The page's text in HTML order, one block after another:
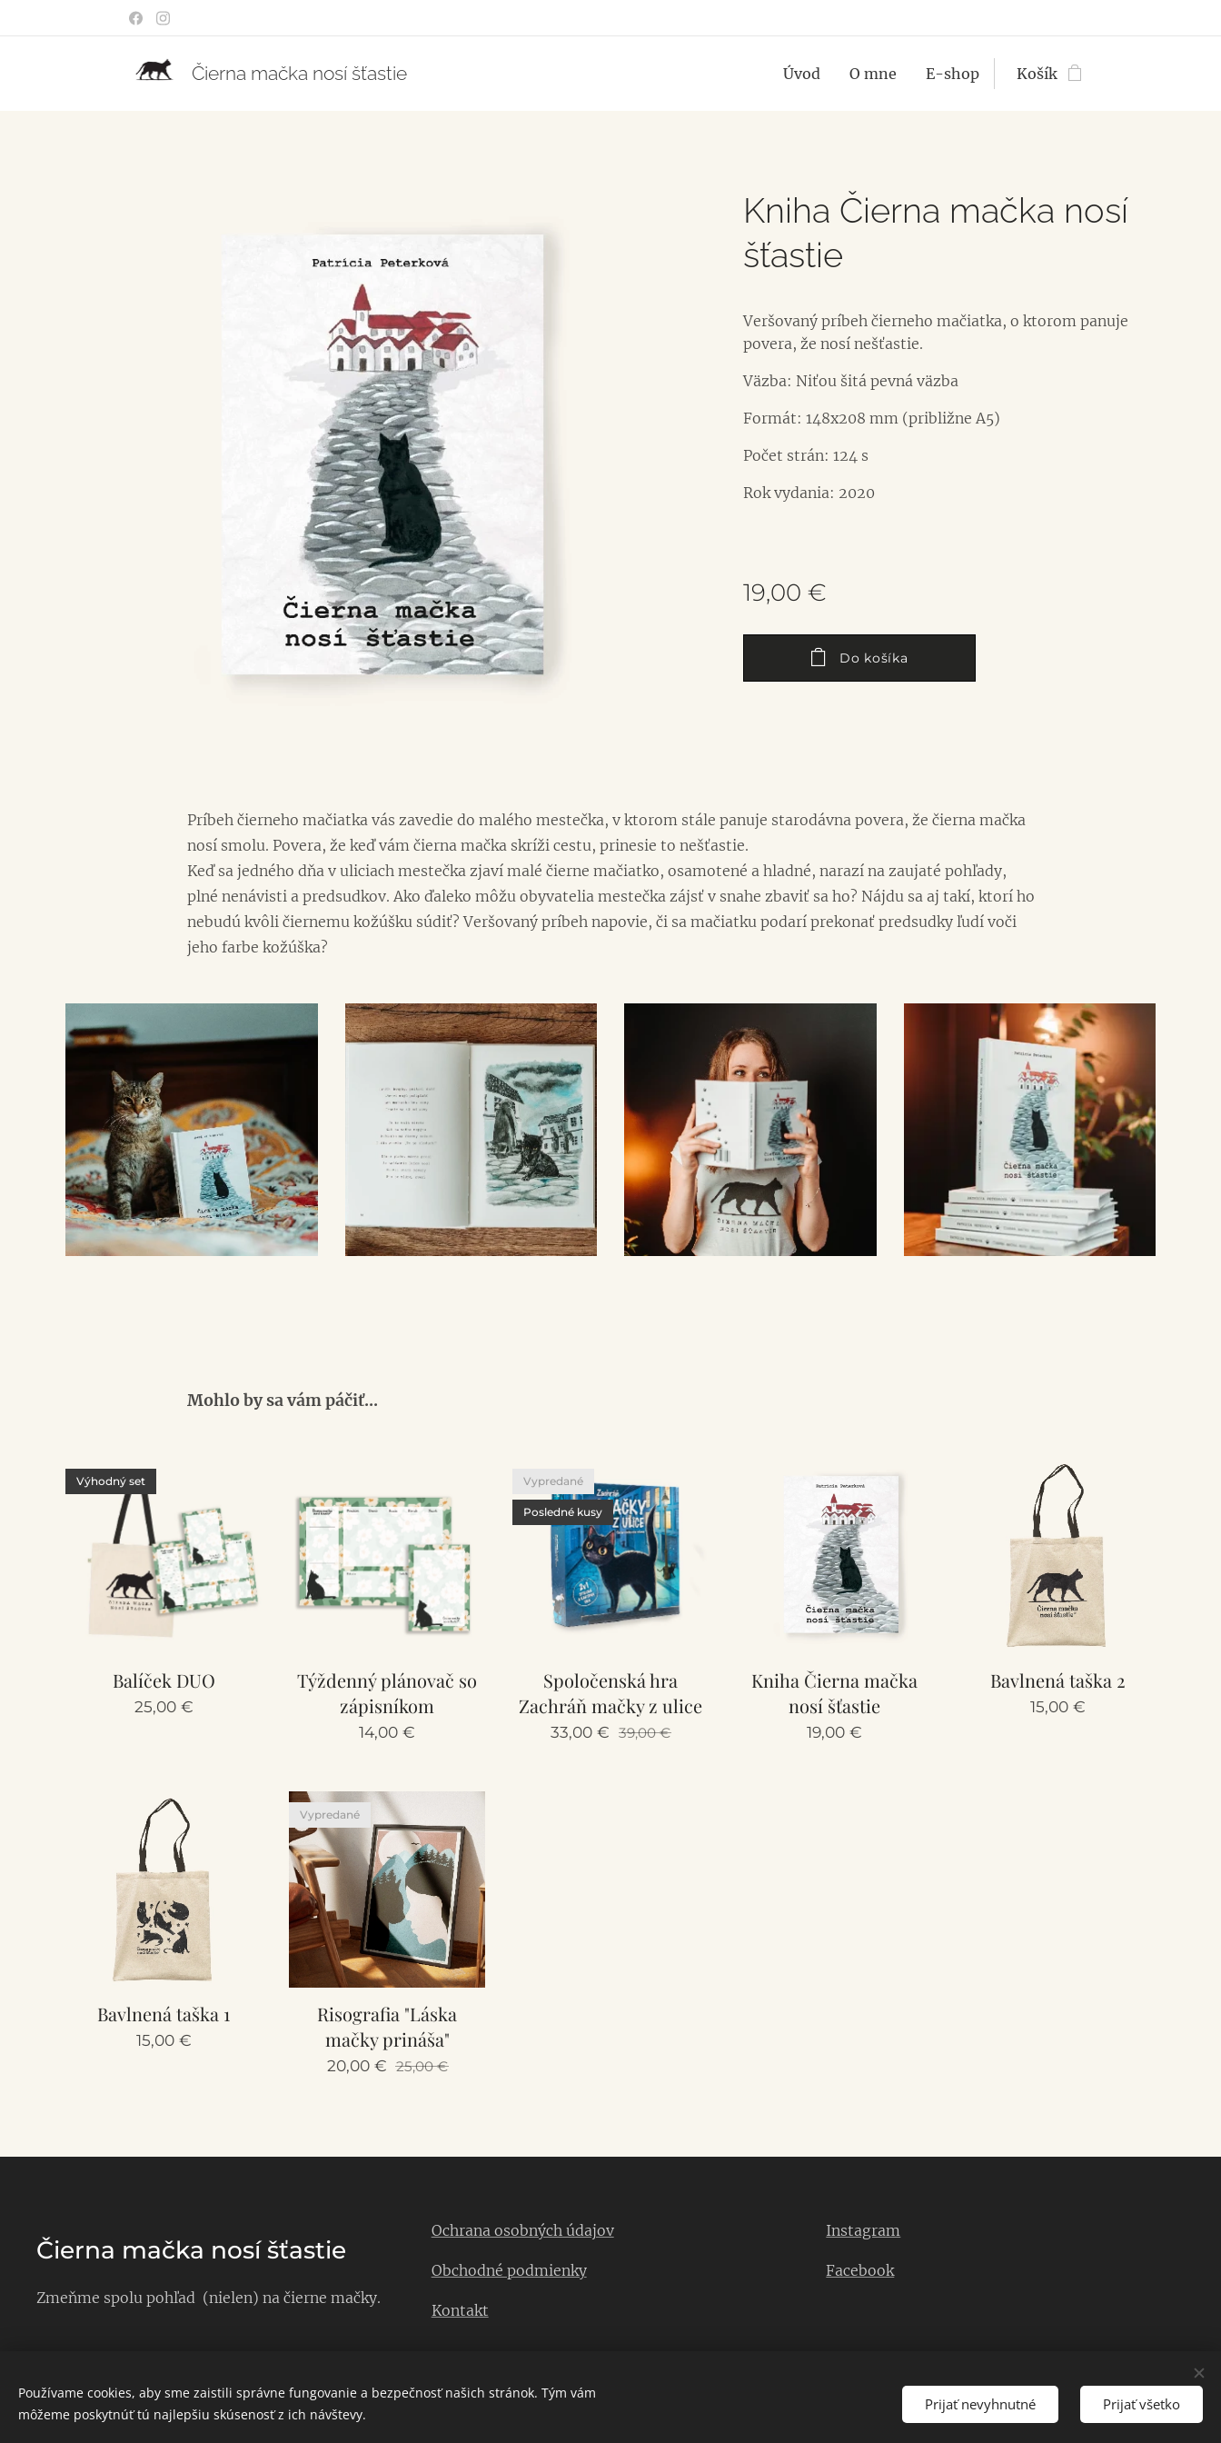
Čierna mačka nosí šťastie Úvod O mne E-shop Košík
Kniha Čierna mačka nosí
šťastie
Veršovaný príbeh čierneho mačiatka, o ktorom panuje
povera, že nosí nešťastie.
Väzba: Niťou šitá pevná väzba
Formát: 148x208 mm (približne A5)
Počet strán: 124 s
Rok vydania: 2020
19,00 €
Do košíka
Príbeh čierneho mačiatka vás zavedie do malého mestečka, v ktorom stále panuje starodávna povera, že čierna mačka
nosí smolu. Povera, že keď vám čierna mačka skríži cestu, prinesie to nešťastie.
Keď sa jedného dňa v uliciach mestečka zjaví malé čierne mačiatko, osamotené a hladné, narazí na zaujaté pohľady,
plné nenávisti a predsudkov. Ako ďaleko môžu obyvatelia mestečka zájsť v snahe zbaviť sa ho? Nájdu sa aj takí, ktorí ho
nebudú kvôli čiernemu kožúšku súdiť? Veršovaný príbeh napovie, či sa mačiatku podarí prekonať predsudky ľudí voči
jeho farbe kožúška?
Mohlo by sa vám páčiť...
Balíček DUO
Výhodný set
25,00€
Týždenný plánovač so
zápisníkom
14,00 €
Spoločenská hra
Zachráň mačky z ulice
Vypredané
Posledné kusy
33,00 € 39,00€
Kniha Čierna mačka
nosí šťastie
19,00€
Bavlnená taška 2
15,00€
Bavlnená taška 1
15,00€
Risografia "Láska
mačky prináša"
Vypredané
20,00€ 25,00€
Čierna mačka nosí šťastie
Zmeňme spolu pohľad (nielen) na čierne mačky.
Ochrana osobných údajov
Obchodné podmienky
Kontakt
Instagram
Facebook
Používame cookies, aby sme zaistili správne fungovanie a bezpečnosť našich stránok. Tým vám
môžeme poskytnúť tú najlepšiu skúsenosť z ich návštevy.
Prijať nevyhnutné Prijať všetko